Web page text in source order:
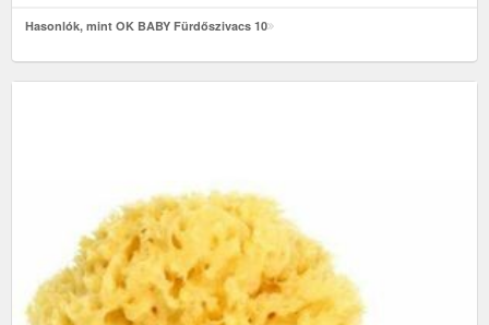
Hasonlók, mint OK BABY Fürdőszivacs 10